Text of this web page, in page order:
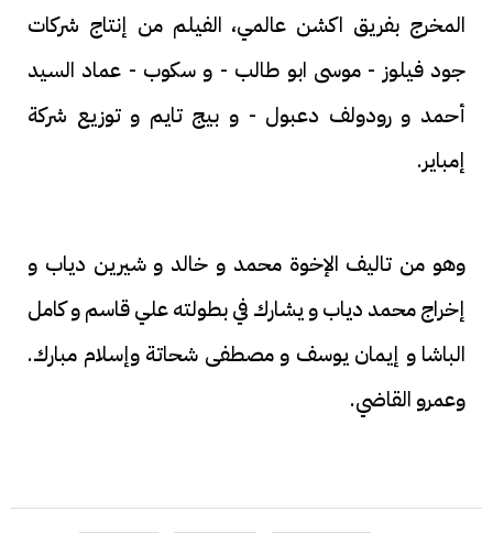
المخرج بفريق اكشن عالمي، الفيلم من إنتاج شركات
جود فيلوز - موسى ابو طالب - و سكوب - عماد السيد
أحمد و رودولف دعبول - و بيج تايم و توزيع شركة
إمباير.
وهو من تاليف الإخوة محمد و خالد و شيرين دياب و
إخراج محمد دياب و يشارك في بطولته علي قاسم و كامل
الباشا و إيمان يوسف و مصطفى شحاتة وإسلام مبارك.
وعمرو القاضي.